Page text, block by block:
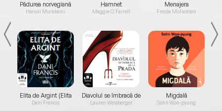
Pădurea norvegiană
Haruki Murakami
Elita de Argint (Elita
de...
Dani Francis
Hamnet
Maggie O'Farrell
Diavolul se îmbracă de
la...
Lauren Weisberger
Menajera
Freida McFadden
Migdală
Sohn Won-pyung